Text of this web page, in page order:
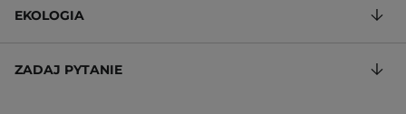
EKOLOGIA
ZADAJ PYTANIE